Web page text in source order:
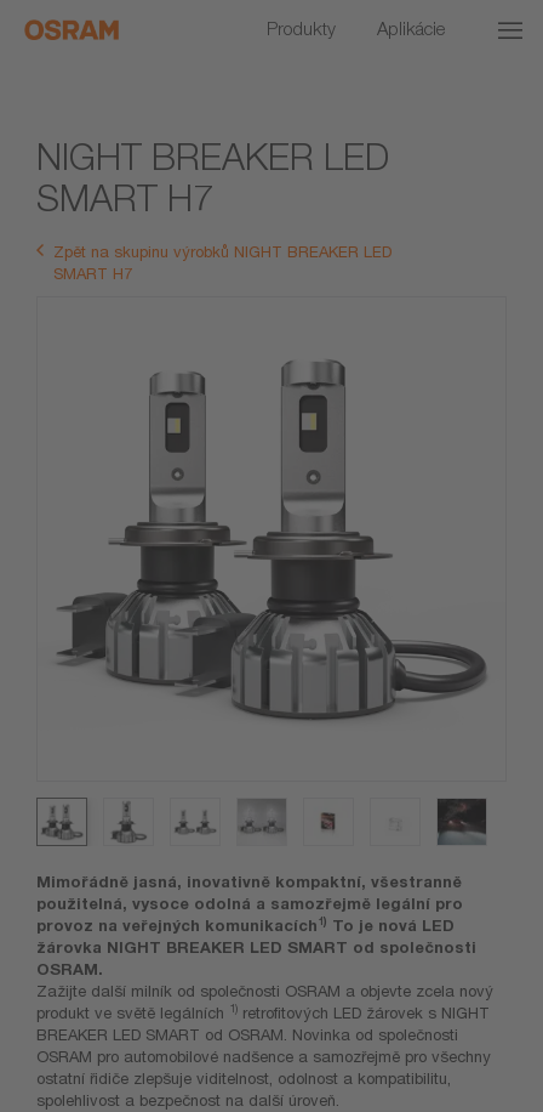
Produkty Aplikácie
NIGHT BREAKER LED
SMART H7
Zpět na skupinu výrobků NIGHT BREAKER LED
SMART H7
Mimořádně jasná, inovativně kompaktní, všestranně
použitelná, vysoce odolná a samozřejmě legální pro
provoz na veřejných komunikacích1) To je nová LED
žárovka NIGHT BREAKER LED SMART od společnosti
OSRAM.
Zažijte další milník od společnosti OSRAM a objevte zcela nový
produkt ve světě legálních 1) retrofitových LED žárovek s NIGHT
BREAKER LED SMART od OSRAM. Novinka od společnosti
OSRAM pro automobilové nadšence a samozřejmě pro všechny
ostatní řidiče zlepšuje viditelnost, odolnost a kompatibilitu,
spolehlivost a bezpečnost na další úroveň.